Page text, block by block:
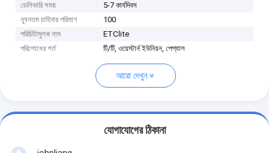
ডেলিভারি সময়
5-7 কার্যদিবস
ন্যূনতম চাহিদার পরিমাণ
100
পরিচিতিমুলক নাম
ETClite
পরিশোধের শর্ত
টি/টি, ওয়েস্টার্ন ইউনিয়ন, পেপ্যাল
আরো দেখুন
যোগাযোগের ঠিকানা